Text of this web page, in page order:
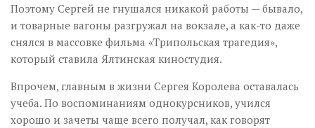
Поэтому Сергей не гнушался никакой работы — бывало,
и товарные вагоны разгружал на вокзале, а как-то даже
снялся в массовке фильма «Трипольская трагедия»,
который ставила Ялтинская киностудия.
Впрочем, главным в жизни Сергея Королева оставалась
учеба. По воспоминаниям однокурсников, учился
хорошо и зачеты чаще всего получал, как говорят